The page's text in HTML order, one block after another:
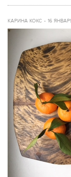
КАРИНА КОКС 16